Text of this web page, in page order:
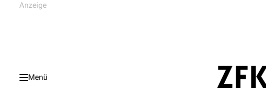
Menü